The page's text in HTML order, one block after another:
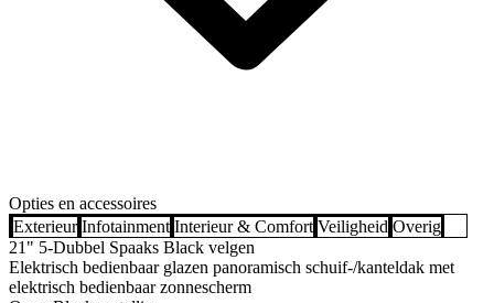
Opties en accessoires
Exterieur Infotainment Interieur & Comfort Veiligheid Overig
21" 5-Dubbel Spaaks Black velgen
Elektrisch bedienbaar glazen panoramisch schuif-/kanteldak met
elektrisch bedienbaar zonnescherm